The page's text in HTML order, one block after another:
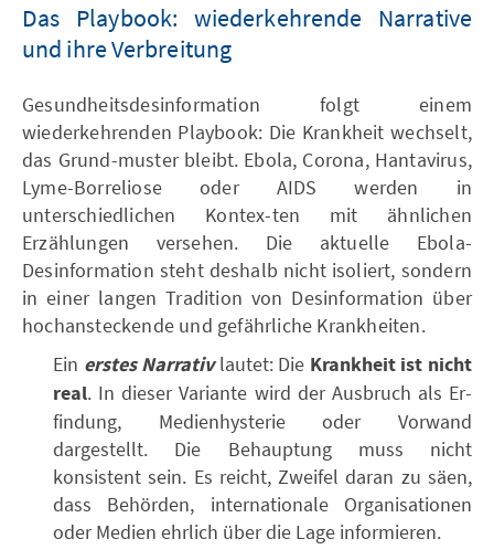
Das Playbook: wiederkehrende Narrative
und ihre Verbreitung
Gesundheitsdesinformation folgt einem
wiederkehrenden Playbook: Die Krankheit wechselt,
das Grund-muster bleibt. Ebola, Corona, Hantavirus,
Lyme-Borreliose oder AIDS werden in
unterschiedlichen Kontex-ten mit ähnlichen
Erzählungen versehen. Die aktuelle Ebola-
Desinformation steht deshalb nicht isoliert, sondern
in einer langen Tradition von Desinformation über
hochansteckende und gefährliche Krankheiten.
Ein erstes Narrativlautet: Die Krankheit ist nicht
real. In dieser Variante wird der Ausbruch als Er-
findung, Medienhysterie oder Vorwand
dargestellt. Die Behauptung muss nicht
konsistent sein. Es reicht, Zweifel daran zu säen,
dass Behörden, internationale Organisationen
oder Medien ehrlich über die Lage informieren.